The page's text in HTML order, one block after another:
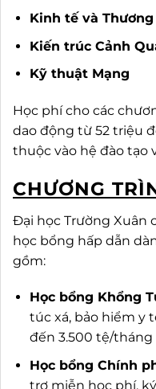
Kinh tế và
Kiến trúc Cảnh
Kỹ thuật Mạng
Học phí cho các
dao động từ 52 triệu
thuộc vào hệ đào tạo
CHƯƠNG
Đại học Trường Xuân
học bổng hấp dẫn
gồm:
Học bổng Khổng
túc xá, bảo hiểm y
đến 3.500 tệ/tháng
Học bổng Chính
trợ miễn học phí,